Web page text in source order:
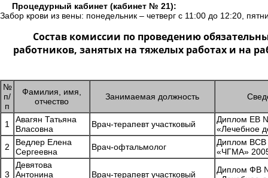
Процедурный кабинет (кабинет № 21):
Забор крови из вены: понедельник – четверг с 11:00 до 12:20,
Состав комиссии по проведению
работников, занятых на тяжелых работах и на
№
п/
п
Фамилия, имя,
отчество
Занимаемая должность
1
Авагян Татьяна
Власовна
Врач-терапевт участковый
Диплом ЕВ
«Лечебное
2
Ведлер Елена
Сергеевна
Врач-офтальмолог
Диплом
«ЧГМА»
3
Девятова
Антонина
Врач-терапевт участковый
Диплом ФВ